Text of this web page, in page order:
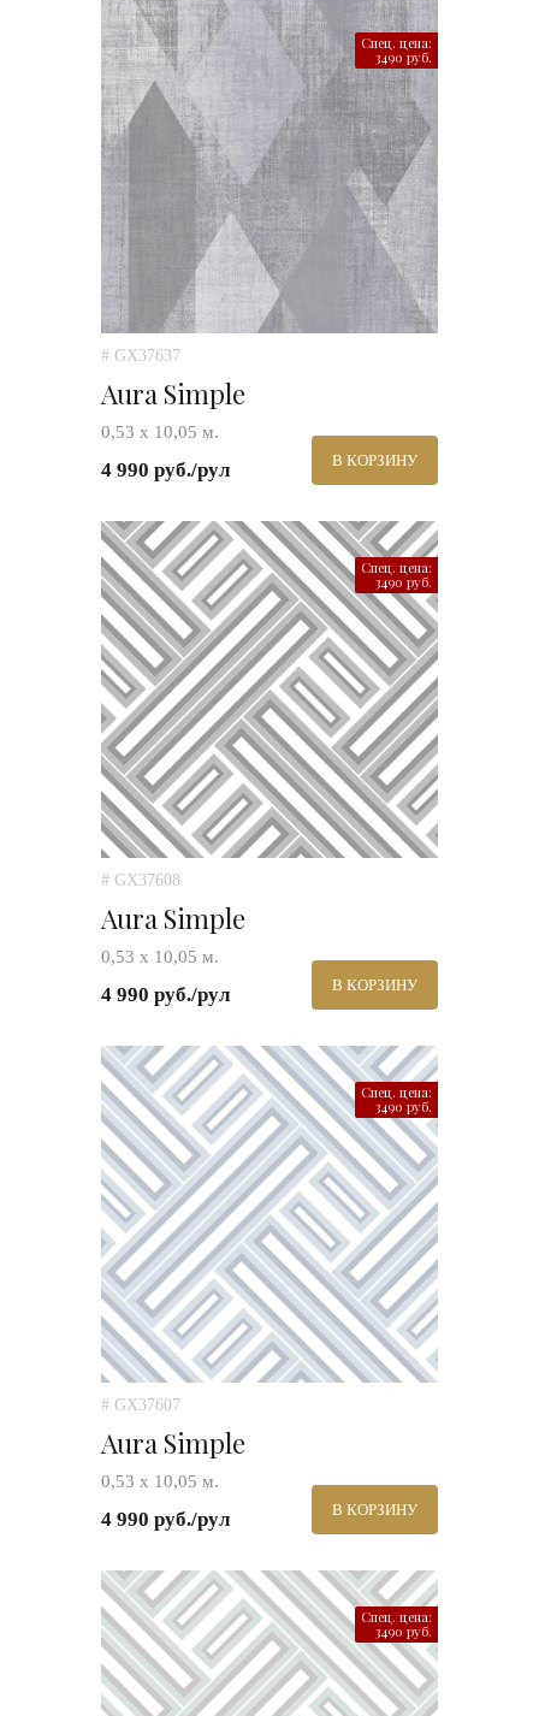
Спец. цена:
3490 руб.
# GX37637
Aura Simple
0,53 х 10,05 м.
4 990 руб./рул В КОРЗИНУ
Спец. цена:
3490 руб.
# GX37608
Aura Simple
0,53 х 10,05 м.
4 990 руб./рул В КОРЗИНУ
Спец. цена:
3490 руб.
# GX37607
Aura Simple
0,53 х 10,05 м.
4 990 руб./рул В КОРЗИНУ
Спец. цена:
3490 руб.